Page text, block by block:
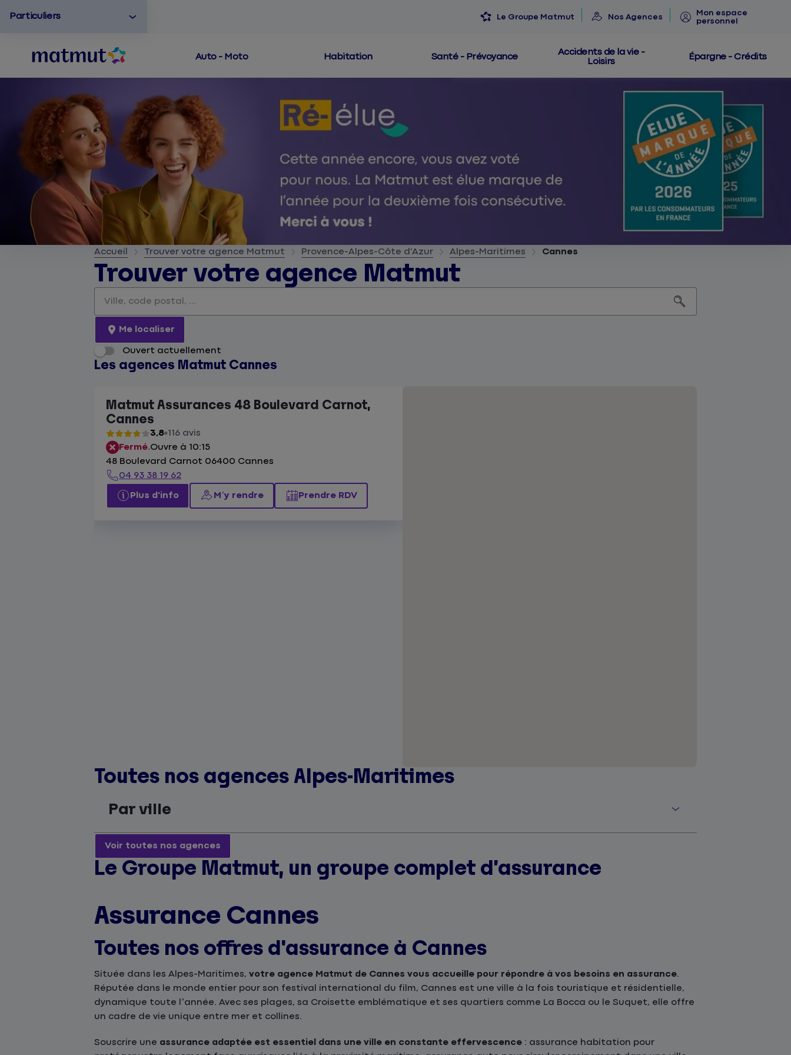
Particuliers Le Groupe Matmut Nos Agences
Mon espace
personnel
Auto - Moto Habitation Santé - Prévoyance
Accidents de la vie -
Loisirs
Épargne - Crédits
Accueil Trouver votre agence Matmut Provence-Alpes-Côte d'Azur Alpes-Maritimes Cannes
Trouver votre agence Matmut
Veuillez renseigner une adresse
Me localiser
Ouvert actuellement
Les agences Matmut Cannes
Matmut Assurances 48 Boulevard Carnot,
Cannes
3,8 116 avis
Fermé.Ouvre à 10:15
48 Boulevard Carnot 06400 Cannes
04 93 38 19 62
Plus d'info
M’y rendre Prendre RDV
Toutes nos agences Alpes-Maritimes
Par ville
Voir toutes nos agences
Le Groupe Matmut, un groupe complet d’assurance
Assurance Cannes
Toutes nos offres d'assurance à Cannes
Située dans les Alpes-Maritimes, votre agence Matmut de Cannes vous accueille pour répondre à vos besoins en assurance.
Réputée dans le monde entier pour son festival international du film, Cannes est une ville à la fois touristique et résidentielle,
dynamique toute l’année. Avec ses plages, sa Croisette emblématique et ses quartiers comme La Bocca ou le Suquet, elle offre
un cadre de vie unique entre mer et collines.
Souscrire une assurance adaptée est essentiel dans une ville en constante effervescence : assurance habitation pour